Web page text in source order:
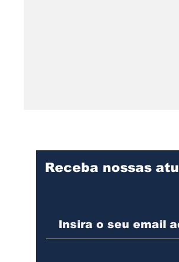
divulga programação de
agosto com oficina para
Receba nossas